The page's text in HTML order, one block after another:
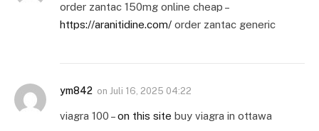
order zantac 150mg online cheap –
https://aranitidine.com/ order zantac generic
ym842 on Juli 16, 2025 04:22
viagra 100 –on this site buy viagra in ottawa